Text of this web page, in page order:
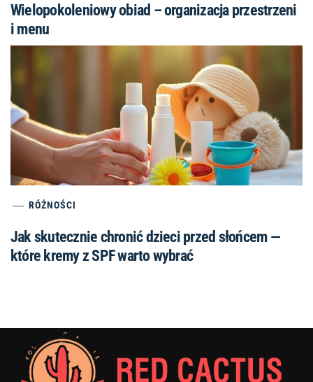
Wielopokoleniowy obiad – organizacja przestrzeni
i menu
RÓŻNOŚCI
Jak skutecznie chronić dzieci przed słońcem —
które kremy z SPF warto wybrać